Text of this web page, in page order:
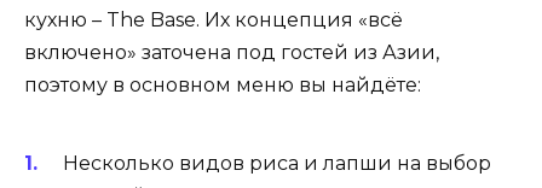
кухню – The Base. Их концепция «всё
включено» заточена под гостей из Азии,
поэтому в основном меню вы найдёте:
Несколько видов риса и лапши на выбор